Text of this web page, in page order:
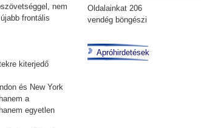
nem
frontális
kiterjedő
és New York
a
egyetlen
Oldalainkat 206
vendég böngészi
Apróhirdetések